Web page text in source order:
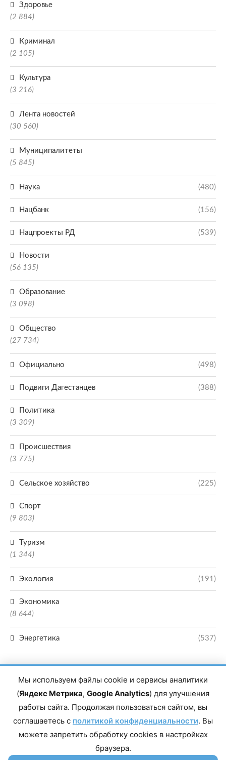
Здоровье
(2 884)
Криминал
(2 105)
Культура
(3 216)
Лента новостей
(30 560)
Муниципалитеты
(5 845)
Наука (480)
Нацбанк (156)
Нацпроекты РД (539)
Новости
(56 135)
Образование
(3 098)
Общество
(27 734)
Официально (498)
Подвиги Дагестанцев (388)
Политика
(3 309)
Происшествия
(3 775)
Сельское хозяйство (225)
Спорт
(9 803)
Туризм
(1 344)
Экология (191)
Экономика
(8 644)
Энергетика (537)
Главный редактор сетевого издания Магомаев Тимур Нухович. Контакты
редакции: 8(988)-292-94-34 Почта: vestiskfo@gmail.com По вопросам
Дагестан, г. Махачкала, пр-т Насрутдинова, д. 1а. Все права защищены.
Копирование и использование полных материалов запрещено, частичное
цитирование возможно только при условии гиперссылки на сайт mirmol.ru.
Мы используем файлы cookie и сервисы аналитики
(Яндекс Метрика, Google Analytics) для улучшения
работы сайта. Продолжая пользоваться сайтом, вы
соглашаетесь с политикой конфиденциальности. Вы
можете запретить обработку cookies в настройках
браузера.